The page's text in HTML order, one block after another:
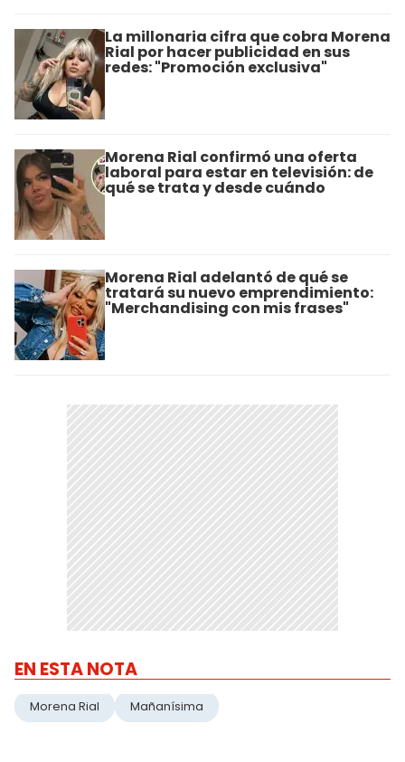
La millonaria cifra que cobra Morena
Rial por hacer publicidad en sus
redes: "Promoción exclusiva"
Morena Rial confirmó una oferta
laboral para estar en televisión: de
qué se trata y desde cuándo
Morena Rial adelantó de qué se
tratará su nuevo emprendimiento:
"Merchandising con mis frases"
EN ESTA NOTA
Morena Rial Mañanísima